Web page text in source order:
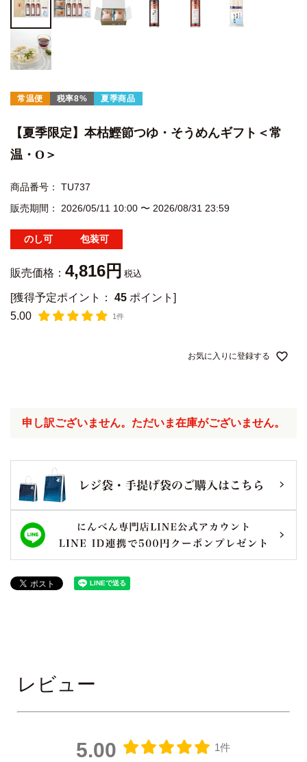
常温便 税率8% 夏季商品
【夏季限定】本枯鰹節つゆ・そうめんギフト＜常
温・O＞
商品番号
TU737
販売期間
2026/05/11 10:00 〜 2026/08/31 23:59
のし可 包装可
販売価格： 4,816 税込
[獲得予定ポイント： 45 ポイント]
5.00
1件
お気に入りに登録する
申し訳ございません。ただいま在庫がございません。
レビュー
5.00 1件